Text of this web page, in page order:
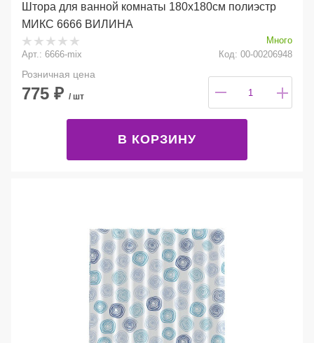
Штора для ванной комнаты 180х180см полиэстр
МИКС 6666 ВИЛИНА
Много
Арт.: 6666-mix
Код: 00-00206948
Розничная цена
775 ₽ / шт
В КОРЗИНУ